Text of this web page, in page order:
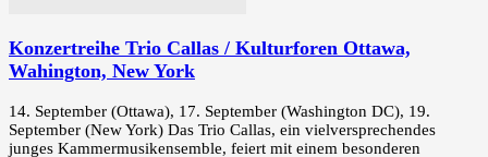
Konzertreihe Trio Callas / Kulturforen Ottawa,
Wahington, New York
14. September (Ottawa), 17. September (Washington DC), 19.
September (New York) Das Trio Callas, ein vielversprechendes
junges Kammermusikensemble, feiert mit einem besonderen